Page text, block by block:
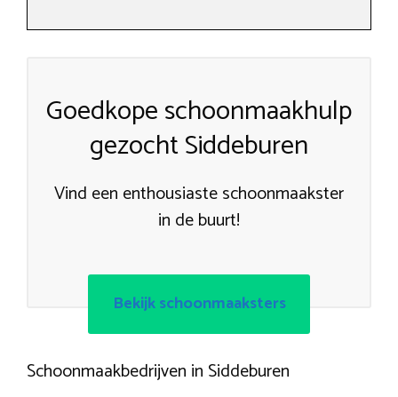
Goedkope schoonmaakhulp
gezocht Siddeburen
Vind een enthousiaste schoonmaakster
in de buurt!
Bekijk schoonmaaksters
Schoonmaakbedrijven in Siddeburen